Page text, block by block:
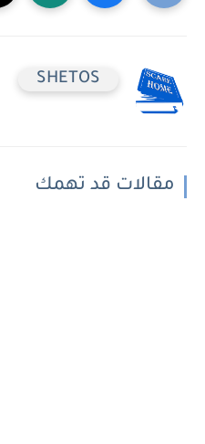
SHETOS
مقالات قد تهمك